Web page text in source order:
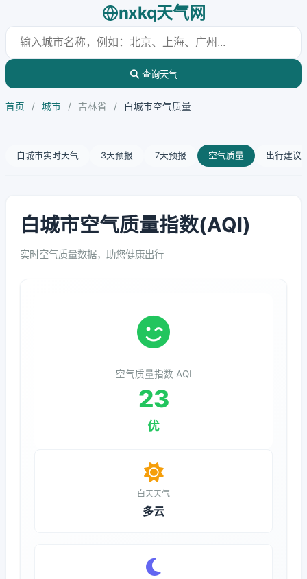
nxkq天气网
查询天气
首页 / 城市 / 吉林省 / 白城市空气质量
白城市实时天气 3天预报 7天预报 空气质量 出行建议
白城市空气质量指数(AQI)
实时空气质量数据，助您健康出行
空气质量指数 AQI
23
优
白天天气
多云